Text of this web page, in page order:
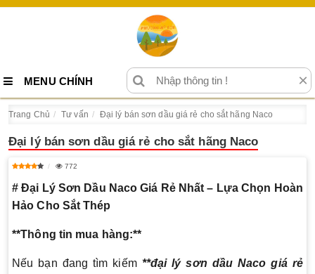
MENU CHÍNH ×
Trang Chủ Tư vấn Đại lý bán sơn dầu giá rẻ cho sắt hãng Naco
Đại lý bán sơn dầu giá rẻ cho sắt hãng Naco
772
# Đại Lý Sơn Dầu Naco Giá Rẻ Nhất – Lựa Chọn Hoàn
Hảo Cho Sắt Thép
**Thông tin mua hàng:**
Nếu bạn đang tìm kiếm **đại lý sơn dầu Naco giá rẻ